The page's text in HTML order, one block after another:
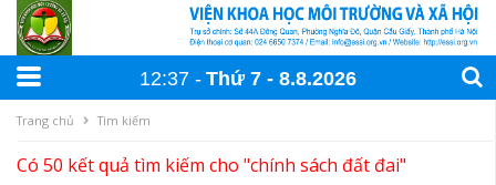
12:37 Thứ 7 8.8.2026
Trang chủ Tìm kiếm
Có 50 kết quả tìm kiếm cho "chính sách đất đai"